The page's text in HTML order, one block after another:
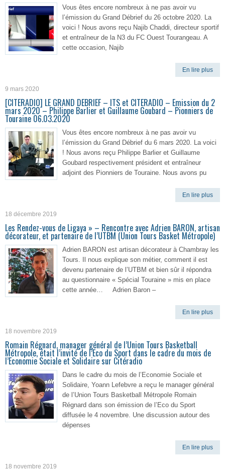
Vous êtes encore nombreux à ne pas avoir vu
l’émission du Grand Débrief du 26 octobre 2020. La
voici ! Nous avons reçu Najib Chaddi, directeur sportif
et entraîneur de la N3 du FC Ouest Tourangeau. A
cette occasion, Najib
En lire plus
9 mars 2020
[CITERADIO] LE GRAND DEBRIEF – ITS et CITERADIO – Emission du 2
mars 2020 – Philippe Barlier et Guillaume Goubard – Pionniers de
Touraine 06.03.2020
Vous êtes encore nombreux à ne pas avoir vu
l’émission du Grand Débrief du 6 mars 2020. La voici
! Nous avons reçu Philippe Barlier et Guillaume
Goubard respectivement président et entraîneur
adjoint des Pionniers de Touraine. Nous avons pu
En lire plus
18 décembre 2019
Les Rendez-vous de Ligaya » – Rencontre avec Adrien BARON, artisan
décorateur, et partenaire de l’UTBM (Union Tours Basket Métropole)
Adrien BARON est artisan décorateur à Chambray les
Tours. Il nous explique son métier, comment il est
devenu partenaire de l’UTBM et bien sûr il répondra
au questionnaire « Spécial Touraine » mis en place
cette année… Adrien Baron –
En lire plus
18 novembre 2019
Romain Régnard, manager général de l’Union Tours Basketball
Métropole, était l’invité de l’Eco du Sport dans le cadre du mois de
l’Economie Sociale et Solidaire sur Citéradio
Dans le cadre du mois de l’Economie Sociale et
Solidaire, Yoann Lefebvre a reçu le manager général
de l’Union Tours Basketball Métropole Romain
Régnard dans son émission de l’Eco du Sport
diffusée le 4 novembre. Une discussion autour des
dépenses
En lire plus
18 novembre 2019